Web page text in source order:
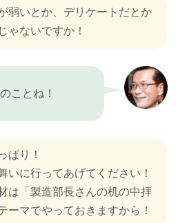
弱いとか、デリケートだとか
ゃないですか！
ことね！
ぱり！
いに行ってあげてください！
は「製造部長さんの机の中拝
ーマでやっておきますから！